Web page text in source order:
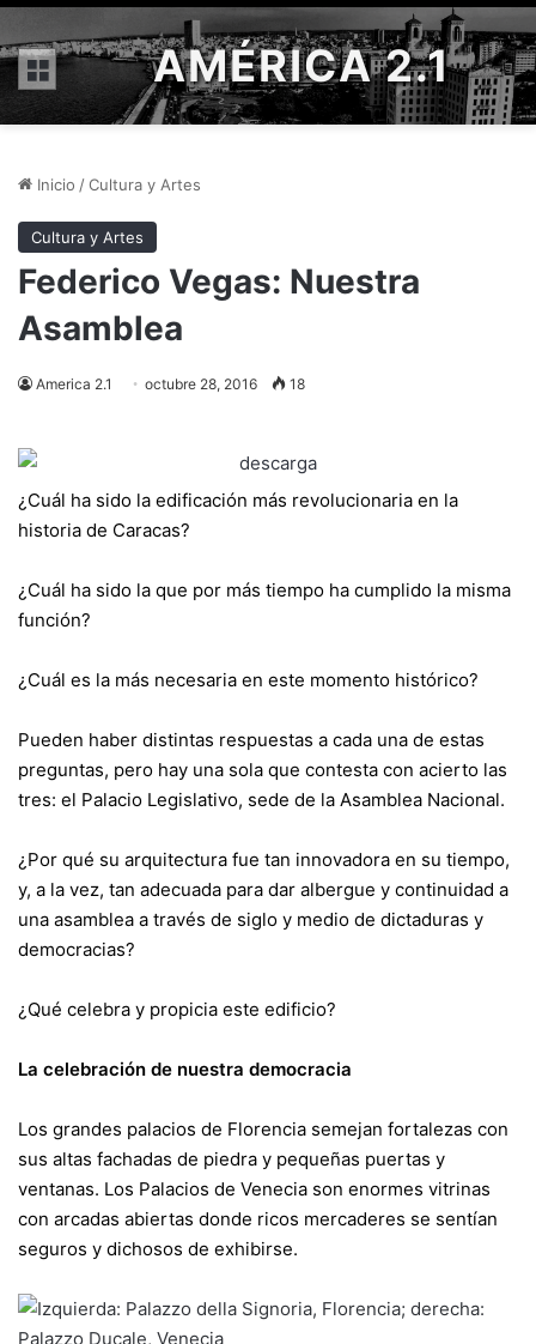
Menú AMÉRICA 2.1
Inicio /Cultura y Artes
Cultura y Artes
Federico Vegas: Nuestra
Asamblea
America 2.1 octubre 28, 2016 18
¿Cuál ha sido la edificación más revolucionaria en la
historia de Caracas?
¿Cuál ha sido la que por más tiempo ha cumplido la misma
función?
¿Cuál es la más necesaria en este momento histórico?
Pueden haber distintas respuestas a cada una de estas
preguntas, pero hay una sola que contesta con acierto las
tres: el Palacio Legislativo, sede de la Asamblea Nacional.
¿Por qué su arquitectura fue tan innovadora en su tiempo,
y, a la vez, tan adecuada para dar albergue y continuidad a
una asamblea a través de siglo y medio de dictaduras y
democracias?
¿Qué celebra y propicia este edificio?
La celebración de nuestra democracia
Los grandes palacios de Florencia semejan fortalezas con
sus altas fachadas de piedra y pequeñas puertas y
ventanas. Los Palacios de Venecia son enormes vitrinas
con arcadas abiertas donde ricos mercaderes se sentían
seguros y dichosos de exhibirse.